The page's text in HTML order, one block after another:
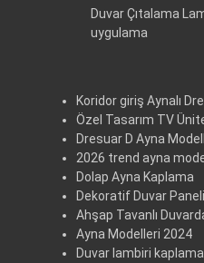
Duvar Çıtalama
uygulama
Koridor giriş Aynalı
Özel Tasarım TV
Dresuar D Ayna
2026 trend ayna
Dolap Ayna Kaplama
Dekoratif Duvar Paneli
Ahşap Tavanlı
Ayna Modelleri 2024
Duvar lambiri